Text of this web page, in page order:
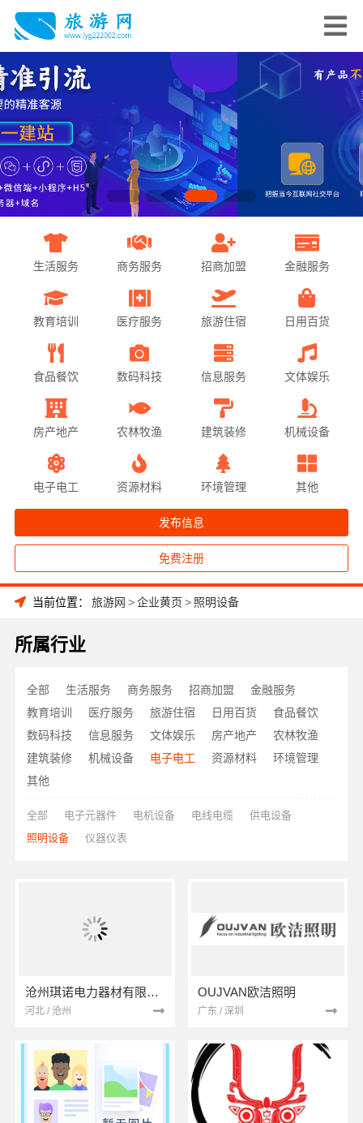
生活服务 商务服务 招商加盟 金融服务
教育培训 医疗服务 旅游住宿 日用百货
食品餐饮 数码科技 信息服务 文体娱乐
房产地产 农林牧渔 建筑装修 机械设备
电子电工 资源材料 环境管理 其他
发布信息
免费注册
当前位置： 旅游网 >企业黄页 > 照明设备
所属行业
全部 生活服务 商务服务 招商加盟
金融服务
教育培训
医疗服务 旅游住宿 日用百货
食品餐饮
数码科技
信息服务 文体娱乐 房产地产
农林牧渔
建筑装修
机械设备 电子电工 资源材料
环境管理
其他
全部 电子元器件 电机设备 电线电缆
供电设备
照明设备
仪器仪表
沧州琪诺电力器材有限公司
河北 / 沧州
OUJVAN欧洁照明
广东 / 深圳